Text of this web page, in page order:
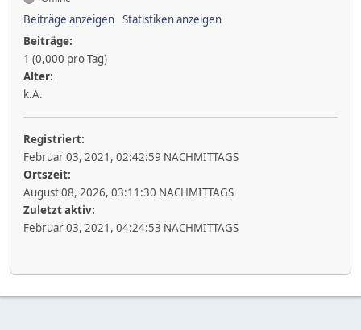
Beiträge anzeigen Statistiken anzeigen
Beiträge:
1 (0,000 pro Tag)
Alter:
k.A.
Registriert:
Februar 03, 2021, 02:42:59 NACHMITTAGS
Ortszeit:
August 08, 2026, 03:11:30 NACHMITTAGS
Zuletzt aktiv:
Februar 03, 2021, 04:24:53 NACHMITTAGS